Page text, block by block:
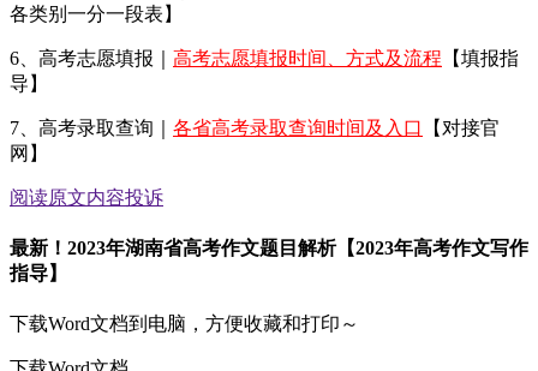
各类别一分一段表】
6、高考志愿填报｜ 高考志愿填报时间、方式及流程 【填报指
导】
7、高考录取查询｜ 各省高考录取查询时间及入口
【对接官
网】
阅读原文内容投诉
最新！2023年湖南省高考作文题目解析【2023年高考作文写作
指导】
下载Word文档到电脑，方便收藏和打印～